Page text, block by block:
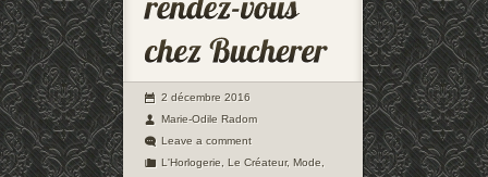
2 décembre 2016
Marie-Odile Radom
Leave a comment
L'Horlogerie
Le Créateur, Mode